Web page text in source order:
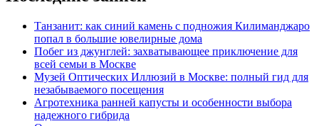
Танзанит: как синий камень с подножия Килиманджаро
попал в большие ювелирные дома
Побег из джунглей: захватывающее приключение для
всей семьи в Москве
Музей Оптических Иллюзий в Москве: полный гид для
незабываемого посещения
Агротехника ранней капусты и особенности выбора
надежного гибрида